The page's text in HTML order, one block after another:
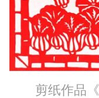
剪纸作品